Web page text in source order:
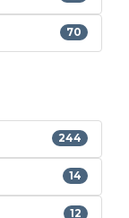
70
244
14
12